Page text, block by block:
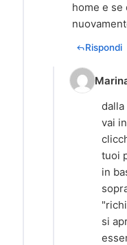
home e se
Rispondi
dalla
vai
tuoi
in
si